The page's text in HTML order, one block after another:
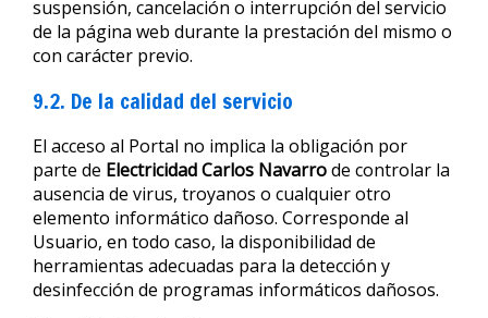
suspensión, cancelación o interrupción del servicio
de la página web durante la prestación del mismo o
con carácter previo.
9.2. De la calidad del servicio
El acceso al Portal no implica la obligación por
parte de Electricidad Carlos Navarrode controlar la
ausencia de virus, troyanos o cualquier otro
elemento informático dañoso. Corresponde al
Usuario, en todo caso, la disponibilidad de
herramientas adecuadas para la detección y
desinfección de programas informáticos dañosos.